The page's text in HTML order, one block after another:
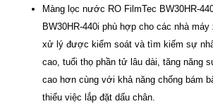
Màng lọc nước RO FilmTec BW30HR-
BW30HR-440i phù hợp cho các nhà
xử lý được kiểm soát và tìm kiếm sự
cao, tuổi thọ phần tử lâu dài, tăng năng
cao hơn cùng với khả năng chống bám
thiểu việc lắp đặt dấu chân.